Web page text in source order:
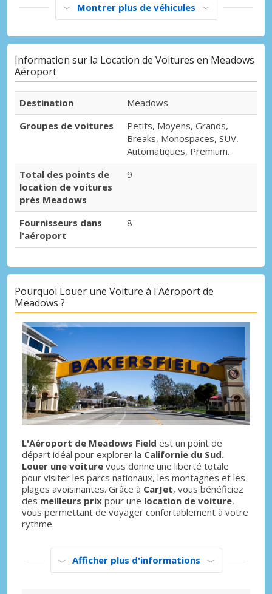
Montrer plus de véhicules
Information sur la Location de Voitures en Meadows
Aéroport
Destination
Meadows
Groupes de voitures
Petits, Moyens, Grands,
Breaks, Monospaces, SUV,
Automatiques, Premium.
Total des points de
location de voitures
près Meadows
9
Fournisseurs dans
l'aéroport
8
Pourquoi Louer une Voiture à l'Aéroport de
Meadows ?
L'Aéroport de Meadows Field est un point de
départ idéal pour explorer la Californie du Sud.
Louer une voiture vous donne une liberté totale
pour visiter les parcs nationaux, les montagnes et les
plages avoisinantes. Grâce à CarJet, vous bénéficiez
des meilleurs prix pour une location de voiture,
vous permettant de voyager confortablement à votre
rythme.
Afficher plus d'informations